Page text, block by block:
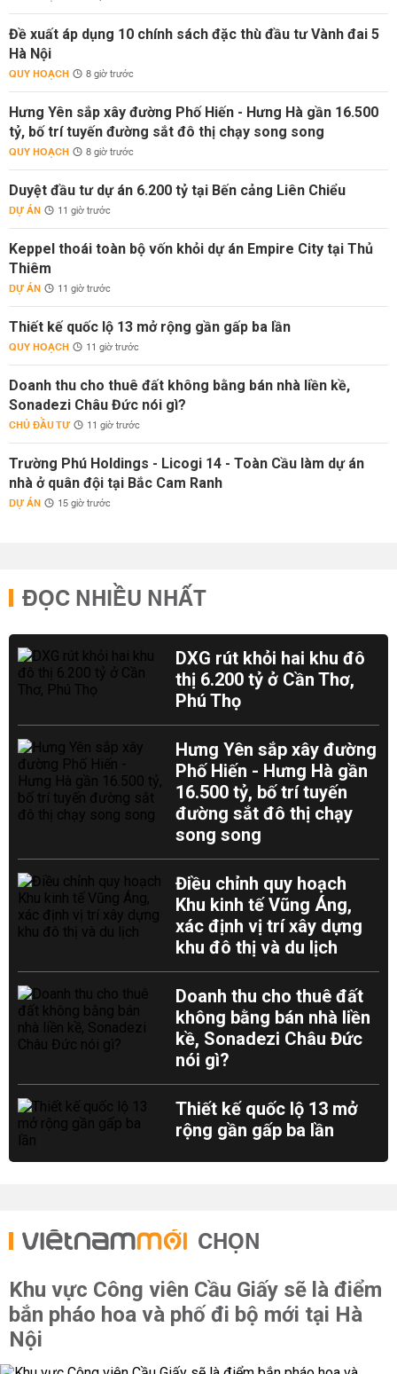
Đề xuất áp dụng 10 chính sách đặc thù đầu tư Vành đai 5
Hà Nội
QUY HOẠCH 8 giờ trước
Hưng Yên sắp xây đường Phố Hiến - Hưng Hà gần 16.500
tỷ, bố trí tuyến đường sắt đô thị chạy song song
QUY HOẠCH 8 giờ trước
Duyệt đầu tư dự án 6.200 tỷ tại Bến cảng Liên Chiểu
DỰ ÁN 11 giờ trước
Keppel thoái toàn bộ vốn khỏi dự án Empire City tại Thủ
Thiêm
DỰ ÁN 11 giờ trước
Thiết kế quốc lộ 13 mở rộng gần gấp ba lần
QUY HOẠCH 11 giờ trước
Doanh thu cho thuê đất không bằng bán nhà liền kề,
Sonadezi Châu Đức nói gì?
CHỦ ĐẦU TƯ 11 giờ trước
Trường Phú Holdings - Licogi 14 - Toàn Cầu làm dự án
nhà ở quân đội tại Bắc Cam Ranh
DỰ ÁN 15 giờ trước
ĐỌC NHIỀU NHẤT
DXG rút khỏi hai khu đô
thị 6.200 tỷ ở Cần Thơ,
Phú Thọ
Hưng Yên sắp xây đường
Phố Hiến - Hưng Hà gần
16.500 tỷ, bố trí tuyến
đường sắt đô thị chạy
song song
Điều chỉnh quy hoạch
Khu kinh tế Vũng Áng,
xác định vị trí xây dựng
khu đô thị và du lịch
Doanh thu cho thuê đất
không bằng bán nhà liền
kề, Sonadezi Châu Đức
nói gì?
Thiết kế quốc lộ 13 mở
rộng gần gấp ba lần
CHỌN
Khu vực Công viên Cầu Giấy sẽ là điểm
bắn pháo hoa và phố đi bộ mới tại Hà
Nội